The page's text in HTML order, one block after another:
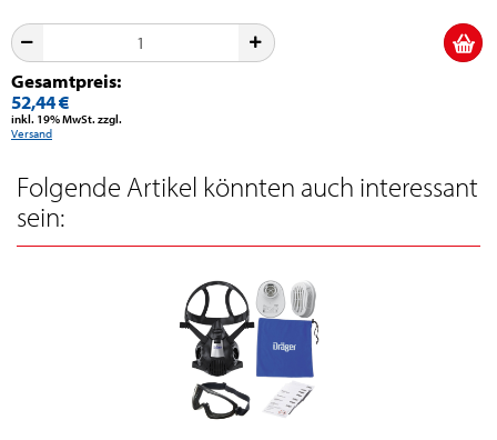
Gesamtpreis:
52,44 €
inkl. 19% MwSt. zzgl.
Versand
Folgende Artikel könnten auch interessant
sein: